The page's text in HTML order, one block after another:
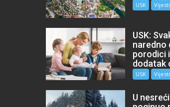
USK Vijesti
USK:
naredno
porodici
dodatak
USK Vijesti
U